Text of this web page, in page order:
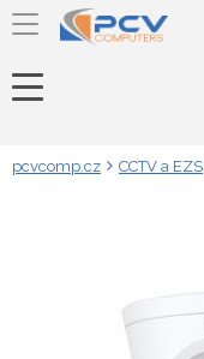
pcvcomp.cz CCTV a EZS